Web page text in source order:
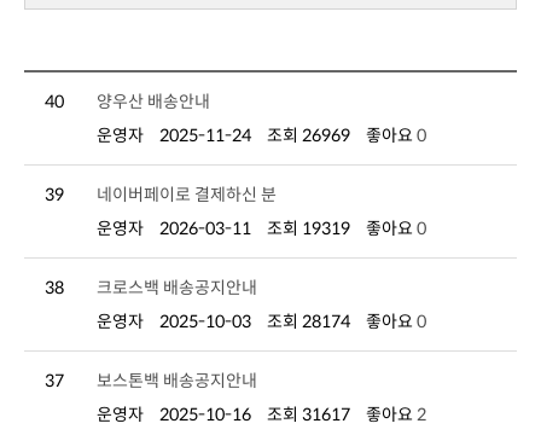
40
양우산 배송안내
운영자
2025-11-24 조회 26969 좋아요 0
39
네이버페이로 결제하신 분
운영자
2026-03-11 조회 19319 좋아요 0
38
크로스백 배송공지안내
운영자
2025-10-03 조회 28174 좋아요 0
37
보스톤백 배송공지안내
운영자
2025-10-16 조회 31617 좋아요 2